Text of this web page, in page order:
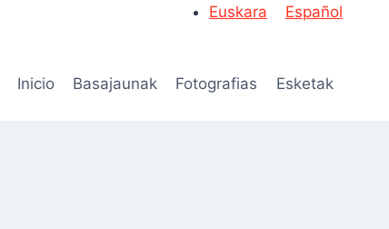
Euskara Español
Inicio Basajaunak Fotografias Esketak